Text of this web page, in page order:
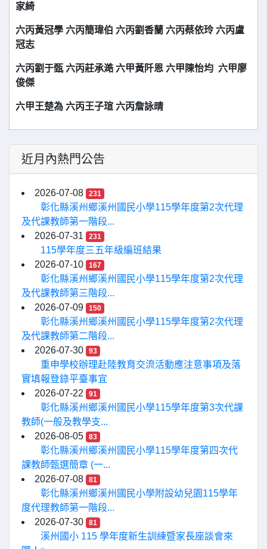
家綺
六丙黃冠學 六丙簡瑋伯 六丙劉香蘭 六丙蔡依玲 六丙盧
冠志
六丙劉于甄 六丙莊承澔 六甲黃阡恩 六甲陳怡均 六甲廖
俊傑
六甲王楚為 六丙王子瑄 六丙詹詠晴
近月內熱門公告
2026-07-08 231
彰化縣溪州鄉溪州國民小學115學年度第2次代理
及代課教師第一階段...
2026-07-31
231
115學年度三五年級編班結果
2026-07-10
167
彰化縣溪州鄉溪州國民小學115學年度第2次代理
及代課教師第三階段...
2026-07-09
150
彰化縣溪州鄉溪州國民小學115學年度第2次代理
及代課教師第二階段...
2026-07-30
93
重申學校辦理赴陸教育交流活動應注意事項及落
實填報登錄平臺事宜
2026-07-22
91
彰化縣溪州鄉溪州國民小學115學年度第3次代課
教師(一般及教學支...
2026-08-05
83
彰化縣溪州鄉溪州國民小學115學年度第四次代
課教師甄選簡章 (一...
2026-07-08
81
彰化縣溪州鄉溪州國民小學附設幼兒園115學年
度代理教師第一階段...
2026-07-30
81
溪州國小 115 學年度新生訓練暨家長座談會來